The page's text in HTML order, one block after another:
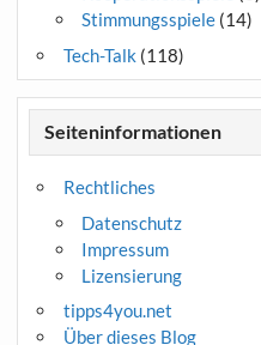
Stimmungsspiele(14)
Tech-Talk (118)
Seiteninformationen
Rechtliches
Datenschutz
Impressum
Lizensierung
tipps4you.net
Über dieses Blog